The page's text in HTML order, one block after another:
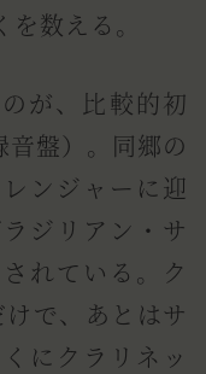
数える。
音盤）。同郷の
ンジャーに迎
ジリアン・サ
れている。ク
で、あとはサ
にクラリネッ